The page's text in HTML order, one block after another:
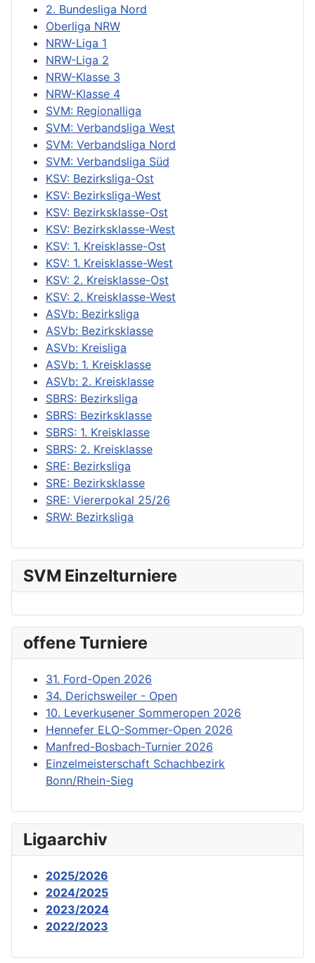
2. Bundesliga Nord
Oberliga NRW
NRW-Liga 1
NRW-Liga 2
NRW-Klasse 3
NRW-Klasse 4
SVM: Regionalliga
SVM: Verbandsliga West
SVM: Verbandsliga Nord
SVM: Verbandsliga Süd
KSV: Bezirksliga-Ost
KSV: Bezirksliga-West
KSV: Bezirksklasse-Ost
KSV: Bezirksklasse-West
KSV: 1. Kreisklasse-Ost
KSV: 1. Kreisklasse-West
KSV: 2. Kreisklasse-Ost
KSV: 2. Kreisklasse-West
ASVb: Bezirksliga
ASVb: Bezirksklasse
ASVb: Kreisliga
ASVb: 1. Kreisklasse
ASVb: 2. Kreisklasse
SBRS: Bezirksliga
SBRS: Bezirksklasse
SBRS: 1. Kreisklasse
SBRS: 2. Kreisklasse
SRE: Bezirksliga
SRE: Bezirksklasse
SRE: Viererpokal 25/26
SRW: Bezirksliga
SVM Einzelturniere
offene Turniere
31. Ford-Open 2026
34. Derichsweiler - Open
10. Leverkusener Sommeropen 2026
Hennefer ELO-Sommer-Open 2026
Manfred-Bosbach-Turnier 2026
Einzelmeisterschaft Schachbezirk
Bonn/Rhein-Sieg
Ligaarchiv
2025/2026
2024/2025
2023/2024
2022/2023